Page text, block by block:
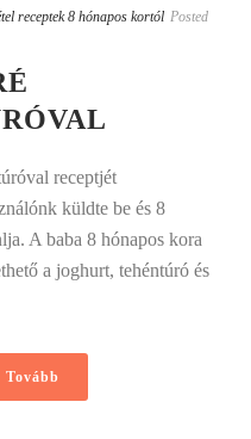
receptek 8 hónapos kortól Posted
receptjét
küldte be és 8
A baba 8 hónapos kora
a joghurt, tehéntúró és
Tovább